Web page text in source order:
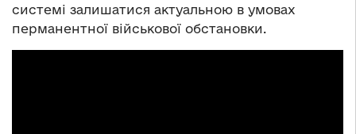
системі залишатися актуальною в умовах
перманентної ​​військової обстановки.